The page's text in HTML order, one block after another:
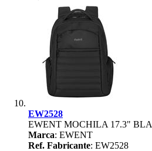
EW2528
EWENT MOCHILA 17.3"
Marca: EWENT
Ref. Fabricante: EW2528